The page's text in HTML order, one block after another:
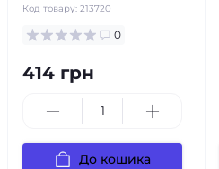
Код товару: 213720
0
414 грн
До кошика